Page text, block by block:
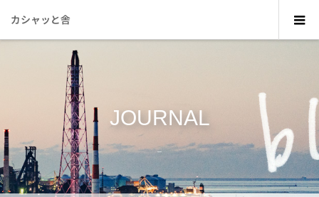
カシャッと舎
JOURNAL
_